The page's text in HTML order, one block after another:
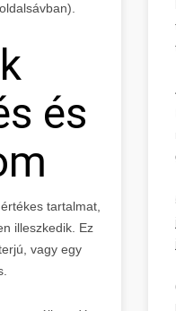
és
tartalmat,
illeszkedik. Ez
vagy egy